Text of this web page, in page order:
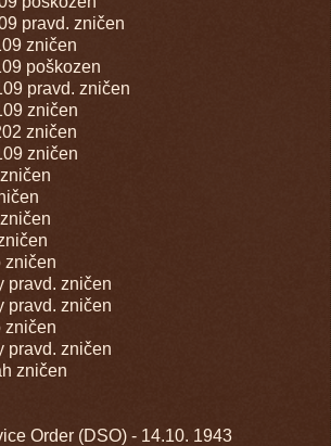
pravd. zničen
zničen
poškozen
pravd. zničen
zničen
zničen
zničen
zničen
zničen
zničen
pravd. zničen
pravd. zničen
zničen
pravd. zničen
zničen
Order (DSO) - 14.10. 1943